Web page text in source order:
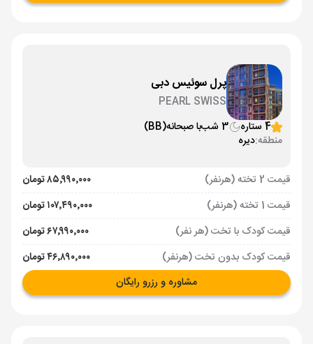
پرل سوئیس دبی
PEARL SWISS
4 ستاره
3 شب با صبحانه(BB)
منطقه:دیره
قیمت 2 تخته (هرنفر)
۸۵٬۹۹۰٬۰۰۰ تومان
قیمت 1 تخته (هرنفر)
۱۰۷٬۴۹۰٬۰۰۰ تومان
قیمت کودک با تخت (هر نفر)
۶۷٬۹۹۰٬۰۰۰ تومان
قیمت کودک بدون تخت (هرنفر)
۴۶٬۸۹۰٬۰۰۰ تومان
مشاوره و رزرو رایگان